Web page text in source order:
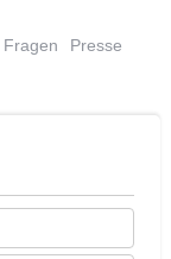
Fragen
Presse